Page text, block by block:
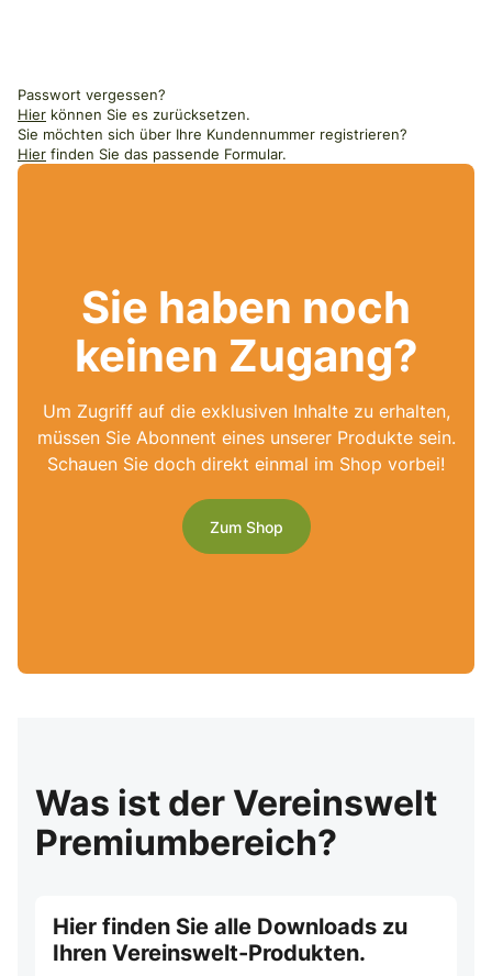
Passwort vergessen?
Hier können Sie es zurücksetzen.
Sie möchten sich über Ihre Kundennummer registrieren?
Hier finden Sie das passende Formular.
Sie haben noch
keinen Zugang?
Um Zugriff auf die exklusiven Inhalte zu erhalten,
müssen Sie Abonnent eines unserer Produkte sein.
Schauen Sie doch direkt einmal im Shop vorbei!
Zum Shop
Was ist der Vereinswelt
Premiumbereich?
Hier finden Sie alle Downloads zu
Ihren Vereinswelt-Produkten.